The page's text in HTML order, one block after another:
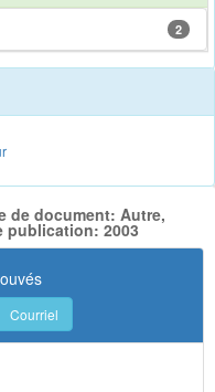
2
de document: Autre,
publication: 2003
Courriel